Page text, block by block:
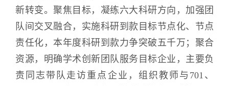
新转变。聚焦目标，凝练六大科研方向，加强团
队间交叉融合，实施科研到款目标节点化、节点
责任化，本年度科研到款力争突破五千万；聚合
资源，明确学术创新团队服务目标企业，主要负
责同志带队走访重点企业，组织教师与701、